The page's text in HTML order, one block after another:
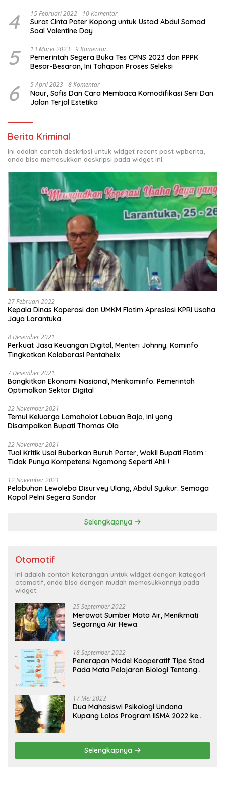
4 15 Februari 2022 10 Komentar
Surat Cinta Pater Kopong untuk Ustad Abdul Somad
Soal Valentine Day
5 13 Maret 2023 9 Komentar
Pemerintah Segera Buka Tes CPNS 2023 dan PPPK
Besar-Besaran, Ini Tahapan Proses Seleksi
6 5 April 2023 8 Komentar
Naur, Sofis Dan Cara Membaca Komodifikasi Seni Dan
Jalan Terjal Estetika
Berita Kriminal
Ini adalah contoh deskripsi untuk widget recent post wpberita,
anda bisa memasukkan deskripsi pada widget ini.
27 Februari 2022
Kepala Dinas Koperasi dan UMKM Flotim Apresiasi KPRI Usaha
Jaya Larantuka
8 Desember 2021
Perkuat Jasa Keuangan Digital, Menteri Johnny: Kominfo
Tingkatkan Kolaborasi Pentahelix
7 Desember 2021
Bangkitkan Ekonomi Nasional, Menkominfo: Pemerintah
Optimalkan Sektor Digital
22 November 2021
Temui Keluarga Lamaholot Labuan Bajo, Ini yang
Disampaikan Bupati Thomas Ola
22 November 2021
Tuai Kritik Usai Bubarkan Buruh Porter, Wakil Bupati Flotim :
Tidak Punya Kompetensi Ngomong Seperti Ahli !
12 November 2021
Pelabuhan Lewoleba Disurvey Ulang, Abdul Syukur: Semoga
Kapal Pelni Segera Sandar
Selengkapnya
Otomotif
Ini adalah contoh keterangan untuk widget dengan kategori
otomotif, anda bisa dengan mudah memasukkannya pada
widget.
25 September 2022
Merawat Sumber Mata Air, Menikmati
Segarnya Air Hewa
18 September 2022
Penerapan Model Kooperatif Tipe Stad
Pada Mata Pelajaran Biologi Tentang
17 Mei 2022
Dua Mahasiswi Psikologi Undana
Kupang Lolos Program IISMA 2022 ke
Selengkapnya